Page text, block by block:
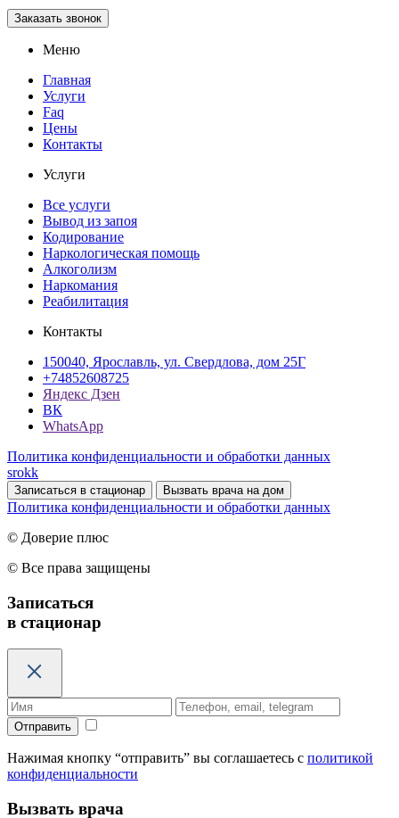
Заказать звонок
Меню
Главная
Услуги
Faq
Цены
Контакты
Услуги
Все услуги
Вывод из запоя
Кодирование
Наркологическая помощь
Алкоголизм
Наркомания
Реабилитация
Контакты
150040, Ярославль, ул. Свердлова, дом 25Г
+74852608725
Яндекс Дзен
ВК
WhatsApp
Политика конфиденциальности и обработки данных
srokk
Записаться в стационар Вызвать врача на дом
Политика конфиденциальности и обработки данных
© Доверие плюс
© Все права защищены
Записаться
в стационар
Отправить
Нажимая кнопку “отправить” вы соглашаетесь с политикой
конфиденциальности
Вызвать врача